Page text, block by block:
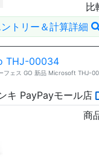
比
トリー＆計算詳細
THJ-00034
フェス GO 新品 Microsoft THJ-
キ PayPayモール店
商